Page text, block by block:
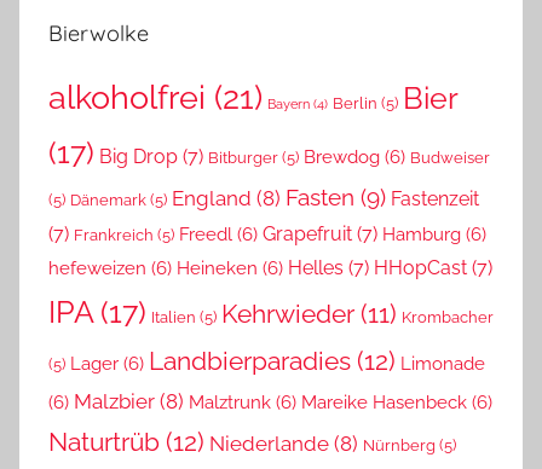
Bierwolke
alkoholfrei (21) Bayern (4) Berlin (5) Bier
(17) Big Drop (7) Bitburger (5) Brewdog (6) Budweiser
(5) Dänemark (5) England (8) Fasten (9) Fastenzeit
(7) Frankreich (5) Freedl (6) Grapefruit (7) Hamburg (6)
hefeweizen (6) Heineken (6) Helles (7) HHopCast (7)
IPA(17) Italien (5) Kehrwieder (11) Krombacher
(5) Lager (6) Landbierparadies (12) Limonade
(6) Malzbier (8) Malztrunk (6) Mareike Hasenbeck (6)
Naturtrüb (12) Niederlande (8) Nürnberg (5)